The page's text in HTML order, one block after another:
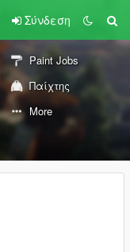
Σύνδεση
Paint Jobs
Παίχτης
More